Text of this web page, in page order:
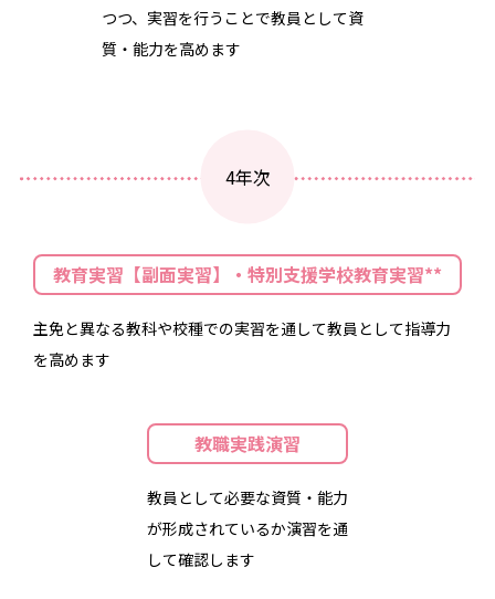
つつ、実習を行うことで教員として資
質・能力を高めます
4年次
教育実習【副面実習】・特別支援学校教育実習**
主免と異なる教科や校種での実習を通して教員として指導力
を高めます
教職実践演習
教員として必要な資質・能力
が形成されているか演習を通
して確認します